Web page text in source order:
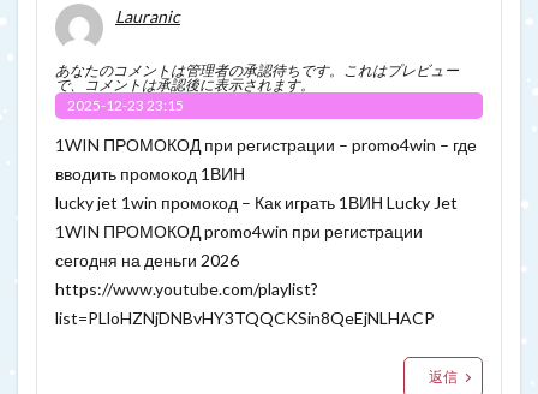
Lauranic
あなたのコメントは管理者の承認待ちです。これはプレビュー
で、コメントは承認後に表示されます。
2025-12-23 23:15
1WIN ПРОМОКОД при регистрации – promo4win – где
вводить промокод 1ВИН
lucky jet 1win промокод – Как играть 1ВИН Lucky Jet
1WIN ПРОМОКОД promo4win при регистрации
сегодня на деньги 2026
https://www.youtube.com/playlist?
list=PLloHZNjDNBvHY3TQQCKSin8QeEjNLHACP
返信